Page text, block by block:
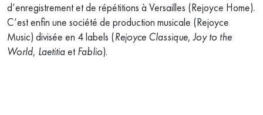
d’enregistrement et de répétitions à Versailles (Rejoyce Home).
C’est enfin une société de production musicale (Rejoyce
Music) divisée en 4 labels (Rejoyce Classique,Joy to the
World, Laetitiaet Fablio).